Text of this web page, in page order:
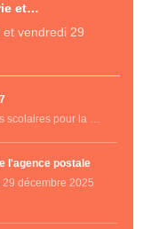
et…
vendredi 29
scolaires pour la …
l'agence postale
décembre 2025